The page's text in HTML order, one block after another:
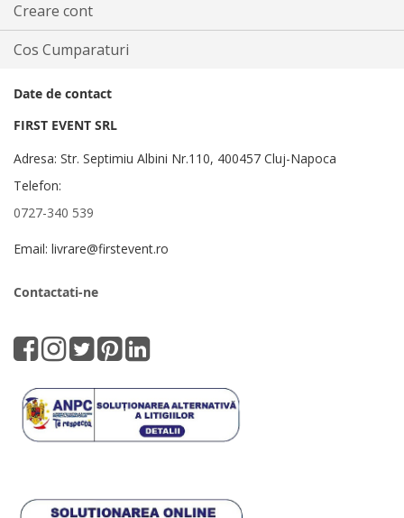
Creare cont
Cos Cumparaturi
Date de contact
FIRST EVENT SRL
Adresa: Str. Septimiu Albini Nr.110, 400457 Cluj-Napoca
Telefon:
0727-340 539
Email: livrare@firstevent.ro
Contactati-ne